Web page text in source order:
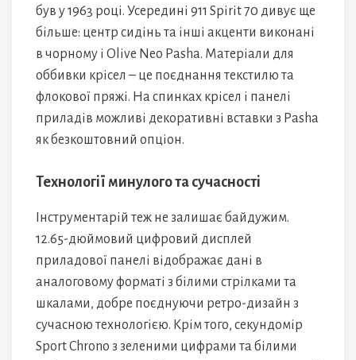
був у 1963 році. Усередині 911 Spirit 70 дивує ще
більше: центр сидінь та інші акценти виконані
в чорному і Olive Neo Pasha. Матеріали для
оббивки крісел – це поєднання текстилю та
флокової пряжі. На спинках крісел і панелі
приладів можливі декоративні вставки з Pasha
як безкоштовний опціон.
Технології минулого та сучасності
Інструментарій теж не залишає байдужим.
12.65-дюймовий цифровий дисплей
приладової панелі відображає дані в
аналоговому форматі з білими стрілками та
шкалами, добре поєднуючи ретро-дизайн з
сучасною технологією. Крім того, секундомір
Sport Chrono з зеленими цифрами та білими